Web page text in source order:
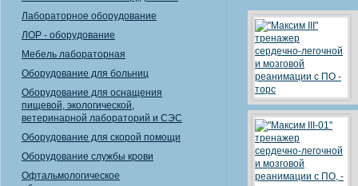
Лабораторное оборудование
ЛОР - оборудование
Мебель лабораторная
Оборудование для больниц
Оборудование для оснащения
пищевой, экологической,
ветеринарной лабораторий и СЭС
Оборудование для скорой помощи
Оборудование службы крови
Офтальмологическое